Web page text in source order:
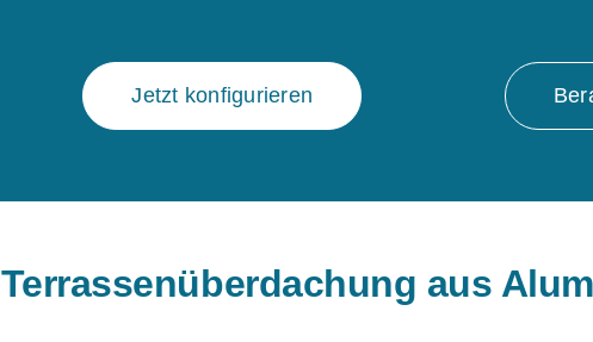
Jetzt konfigurieren
Terrassenüberdachung aus